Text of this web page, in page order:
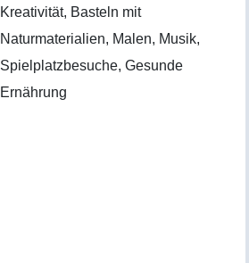
Kreativität, Basteln mit
Naturmaterialien, Malen, Musik,
Spielplatzbesuche, Gesunde
Ernährung